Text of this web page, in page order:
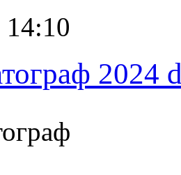
14:10
2024